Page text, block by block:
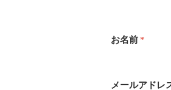
お名前*
メールアドレ